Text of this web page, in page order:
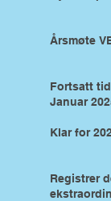
Årsmøte
Fortsatt
Januar
Klar for
Registrer